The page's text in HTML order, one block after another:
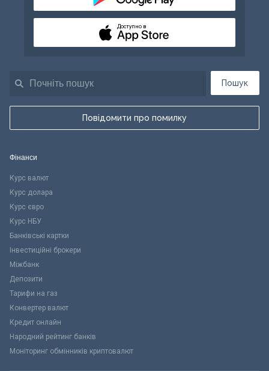
Пошук
Повідомити про помилку
Доступно в
Фінанси
Курс валют
Курс долара
Курс євро
Курс НБУ
Банківські картки
Інвестиційні брокери
Міжбанк
Депозити
Тарифи на газ
Конвертер валют
Кредит онлайн
Народний рейтинг банків
Моніторинг обмінників криптовалют